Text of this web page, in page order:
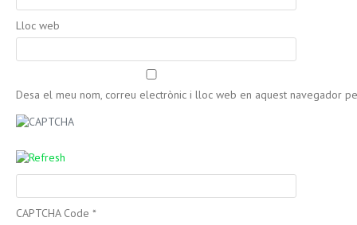
Lloc web
Desa el meu nom, correu electrònic i lloc web en aquest navegador
CAPTCHA Code *